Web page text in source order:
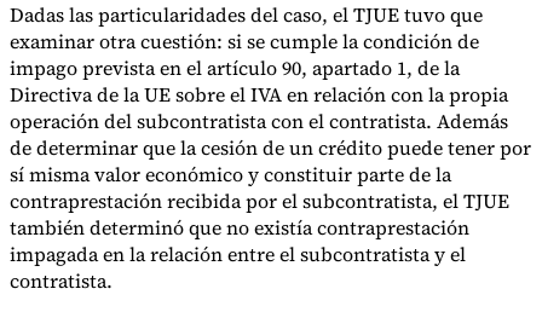
Dadas las particularidades del caso, el TJUE tuvo que
examinar otra cuestión: si se cumple la condición de
impago prevista en el artículo 90, apartado 1, de la
Directiva de la UE sobre el IVA en relación con la propia
operación del subcontratista con el contratista. Además
de determinar que la cesión de un crédito puede tener por
sí misma valor económico y constituir parte de la
contraprestación recibida por el subcontratista, el TJUE
también determinó que no existía contraprestación
impagada en la relación entre el subcontratista y el
contratista.